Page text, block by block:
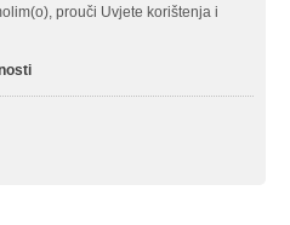
prouči Uvjete korištenja i